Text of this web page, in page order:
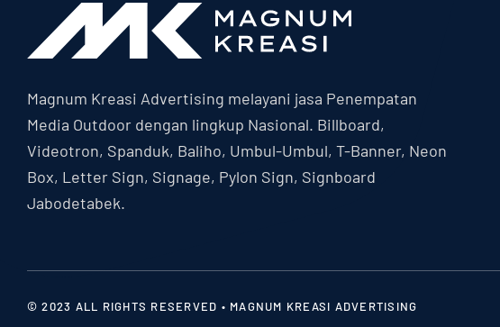
Magnum Kreasi Advertising melayani jasa Penempatan
Media Outdoor dengan lingkup Nasional. Billboard,
Videotron, Spanduk, Baliho, Umbul-Umbul, T-Banner, Neon
Box, Letter Sign, Signage, Pylon Sign, Signboard
Jabodetabek.
© 2023 ALL RIGHTS RESERVED • MAGNUM KREASI ADVERTISING